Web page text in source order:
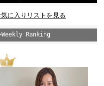
気に入りリストを見る
Ranking